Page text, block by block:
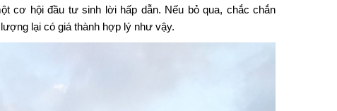
cơ hội đầu tư sinh lời hấp dẫn. Nếu bỏ qua, chắc chắn
lại có giá thành hợp lý như vậy.